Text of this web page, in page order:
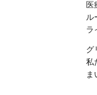
医
ル
ラ
グ
私
ま